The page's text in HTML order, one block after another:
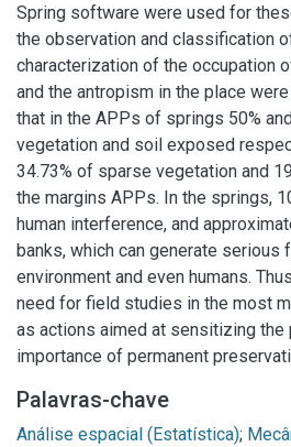
Spring software were used for
the observation and classification
characterization of the occupation
and the antropism in the place
that in the APPs of springs 50%
vegetation and soil exposed
34.73% of sparse vegetation and
the margins APPs. In the springs,
human interference, and
banks, which can generate serious
environment and even humans.
need for field studies in the most
as actions aimed at sensitizing the
importance of permanent
Palavras-chave
Análise espacial (Estatística);